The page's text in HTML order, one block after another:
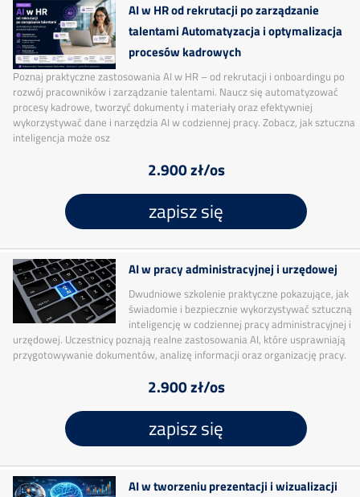
AI w HR od rekrutacji po zarządzanie
talentami Automatyzacja i optymalizacja
procesów kadrowych
Poznaj praktyczne zastosowania AI w HR – od rekrutacji i onboardingu po
rozwój pracowników i zarządzanie talentami. Naucz się automatyzować
procesy kadrowe, tworzyć dokumenty i materiały oraz efektywniej
wykorzystywać dane i narzędzia AI w codziennej pracy. Zobacz, jak sztuczna
inteligencja może osz
2.900 zł/os
zapisz się
AI w pracy administracyjnej i urzędowej
Dwudniowe szkolenie praktyczne pokazujące, jak
świadomie i bezpiecznie wykorzystywać sztuczną
inteligencję w codziennej pracy administracyjnej i
urzędowej. Uczestnicy poznają realne zastosowania AI, które usprawniają
przygotowywanie dokumentów, analizę informacji oraz organizację pracy.
2.900 zł/os
zapisz się
AI w tworzeniu prezentacji i wizualizacji